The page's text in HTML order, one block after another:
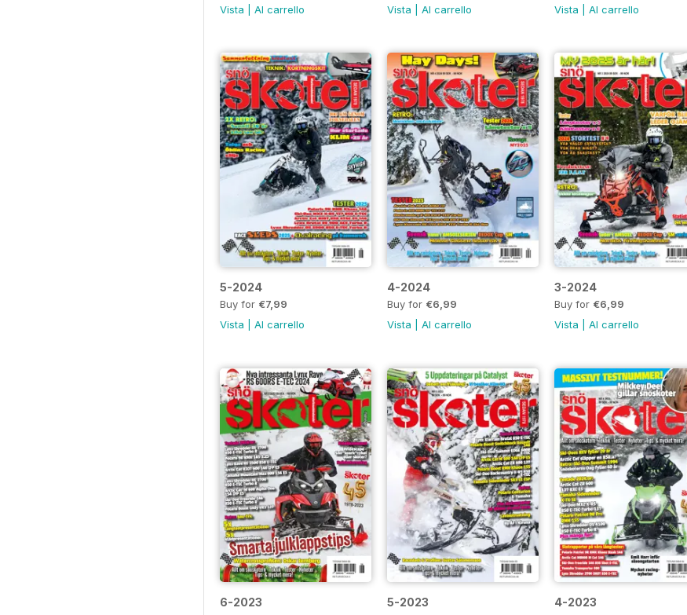
Vista
Al carrello
Vista
Al carrello
Vista
Al carrello
5-2024
Buy for €7,99
Vista
Al carrello
4-2024
Buy for €6,99
Vista
Al carrello
3-2024
Buy for €6,99
Vista
Al carrello
6-2023 5-2023 4-2023